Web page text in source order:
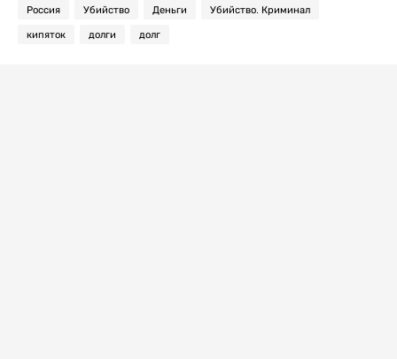
Россия Убийство Деньги Убийство. Криминал
кипяток долги долг